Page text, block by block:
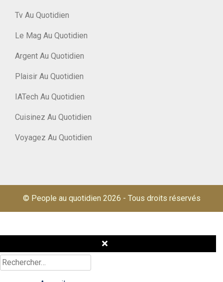
Tv Au Quotidien
Le Mag Au Quotidien
Argent Au Quotidien
Plaisir Au Quotidien
IATech Au Quotidien
Cuisinez Au Quotidien
Voyagez Au Quotidien
© People au quotidien 2026 - Tous droits réservés
Rechercher :